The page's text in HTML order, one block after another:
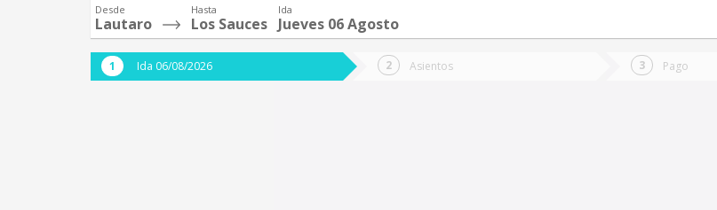
Desde
Lautaro
Hasta
Los Sauces
Ida
Jueves 06 Agosto
Ida 06/08/2026 Asientos Pago